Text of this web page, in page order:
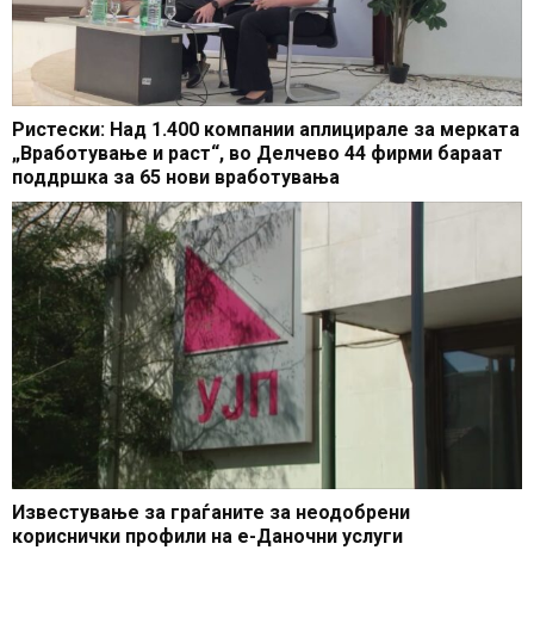
Ристески: Над 1.400 компании аплицирале за мерката
„Вработување и раст“, во Делчево 44 фирми бараат
поддршка за 65 нови вработувања
Известување за граѓаните за неодобрени
кориснички профили на е-Даночни услуги